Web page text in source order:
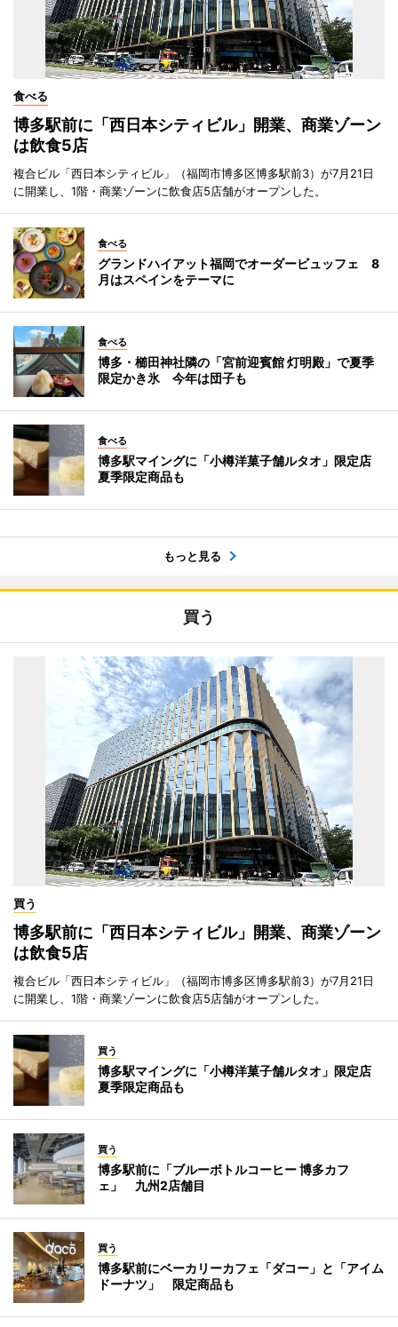
食べる
博多駅前に「西日本シティビル」開業、商業ゾーン
は飲食5店
複合ビル「西日本シティビル」（福岡市博多区博多駅前3）が7月21日
に開業し、1階・商業ゾーンに飲食店5店舗がオープンした。
食べる
グランドハイアット福岡でオーダービュッフェ 8
月はスペインをテーマに
食べる
博多・櫛田神社隣の「宮前迎賓館 灯明殿」で夏季
限定かき氷 今年は団子も
食べる
博多駅マイングに「小樽洋菓子舗ルタオ」限定店
夏季限定商品も
もっと見る
買う
買う
博多駅前に「西日本シティビル」開業、商業ゾーン
は飲食5店
複合ビル「西日本シティビル」（福岡市博多区博多駅前3）が7月21日
に開業し、1階・商業ゾーンに飲食店5店舗がオープンした。
買う
博多駅マイングに「小樽洋菓子舗ルタオ」限定店
夏季限定商品も
買う
博多駅前に「ブルーボトルコーヒー 博多カフ
ェ」 九州2店舗目
買う
博多駅前にベーカリーカフェ「ダコー」と「アイム
ドーナツ」 限定商品も